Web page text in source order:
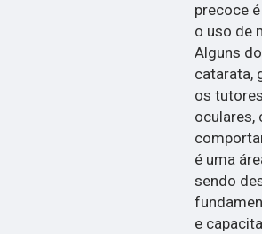
precoce
o uso de
Alguns
catarata,
os
oculares,
é uma
sendo
e